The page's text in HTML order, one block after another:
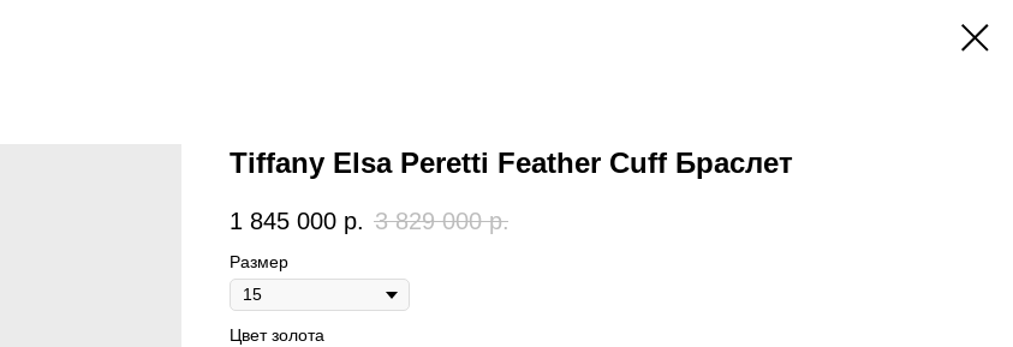
Tiffany Elsa Peretti Feather Cuff Браслет
1 845 000 р. 3 829 000 р.
Размер
Цвет золота